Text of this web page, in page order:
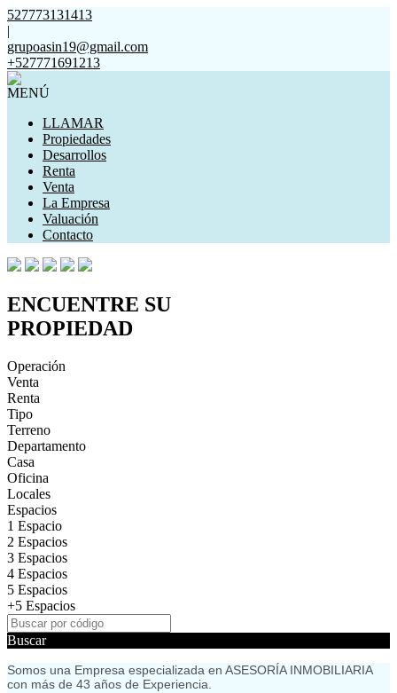
527773131413
|
grupoasin19@gmail.com
+527771691213
MENÚ
LLAMAR
Propiedades
Desarrollos
Renta
Venta
La Empresa
Valuación
Contacto
ENCUENTRE SU
PROPIEDAD
Operación
Venta
Renta
Tipo
Terreno
Departamento
Casa
Oficina
Locales
Espacios
1 Espacio
2 Espacios
3 Espacios
4 Espacios
5 Espacios
+5 Espacios
Buscar
Somos una Empresa especializada en ASESORÍA INMOBILIARIA
con más de 43 años de Experiencia.